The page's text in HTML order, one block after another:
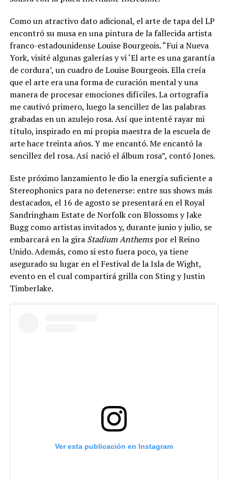
Como un atractivo dato adicional, el arte de tapa del LP
encontró su musa en una pintura de la fallecida artista
franco-estadounidense Louise Bourgeois. “Fui a Nueva
York, visité algunas galerías y vi ‘El arte es una garantía
de cordura’, un cuadro de Louise Bourgeois. Ella creía
que el arte era una forma de curación mental y una
manera de procesar emociones difíciles. La ortografía
me cautivó primero, luego la sencillez de las palabras
grabadas en un azulejo rosa. Así que intenté rayar mi
título, inspirado en mi propia maestra de la escuela de
arte hace treinta años. Y me encantó. Me encantó la
sencillez del rosa. Así nació el álbum rosa”, contó Jones.
Este próximo lanzamiento le dio la energía suficiente a
Stereophonics para no detenerse: entre sus shows más
destacados, el 16 de agosto se presentará en el Royal
Sandringham Estate de Norfolk con Blossoms y Jake
Bugg como artistas invitados y, durante junio y julio, se
embarcará en la gira Stadium Anthemspor el Reino
Unido. Además, como si esto fuera poco, ya tiene
asegurado su lugar en el Festival de la Isla de Wight,
evento en el cual compartirá grilla con Sting y Justin
Timberlake.
Ver esta publicación en Instagram